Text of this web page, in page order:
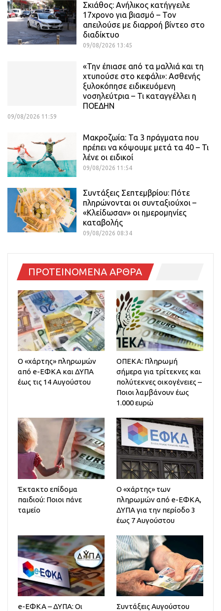
Σκιάθος: Ανήλικος κατήγγειλε
17χρονο για βιασμό – Τον
απειλούσε με διαρροή βίντεο στο
διαδίκτυο
09/08/2026 13:45
«Την έπιασε από τα μαλλιά και τη
χτυπούσε στο κεφάλι»: Ασθενής
ξυλοκόπησε ειδικευόμενη
νοσηλεύτρια – Τι καταγγέλλει η
ΠΟΕΔΗΝ
09/08/2026 11:59
Μακροζωία: Τα 3 πράγματα που
πρέπει να κόψουμε μετά τα 40 – Τι
λένε οι ειδικοί
09/08/2026 11:54
Συντάξεις Σεπτεμβρίου: Πότε
πληρώνονται οι συνταξιούχοι –
«Κλείδωσαν» οι ημερομηνίες
καταβολής
09/08/2026 08:34
ΠΡΟΤΕΙΝΟΜΕΝΑ ΑΡΘΡΑ
Ο «χάρτης» πληρωμών
από e-ΕΦΚΑ και ΔΥΠΑ
έως τις 14 Αυγούστου
ΟΠΕΚΑ: Πληρωμή
σήμερα για τρίτεκνες και
πολύτεκνες οικογένειες –
Ποιοι λαμβάνουν έως
1.000 ευρώ
Έκτακτο επίδομα
παιδιού: Ποιοι πάνε
ταμείο
Ο «χάρτης» των
πληρωμών από e-ΕΦΚΑ,
ΔΥΠΑ για την περίοδο 3
έως 7 Αυγούστου
e-ΕΦΚΑ – ΔΥΠΑ: Οι
Συντάξεις Αυγούστου